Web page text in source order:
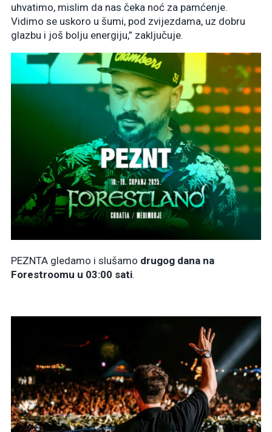
uhvatimo, mislim da nas čeka noć za pamćenje.
Vidimo se uskoro u šumi, pod zvijezdama, uz dobru
glazbu i još bolju energiju,” zaključuje.
PEZNTA gledamo i slušamo drugog dana na
Forestroomu u 03:00 sati.